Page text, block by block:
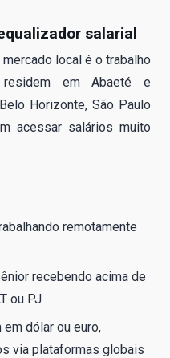
salarial
local é o trabalho
residem em Abaeté e
Horizonte, São Paulo
acessar salários muito
remotamente
recebendo acima de
ou PJ
dólar ou euro,
via plataformas globais